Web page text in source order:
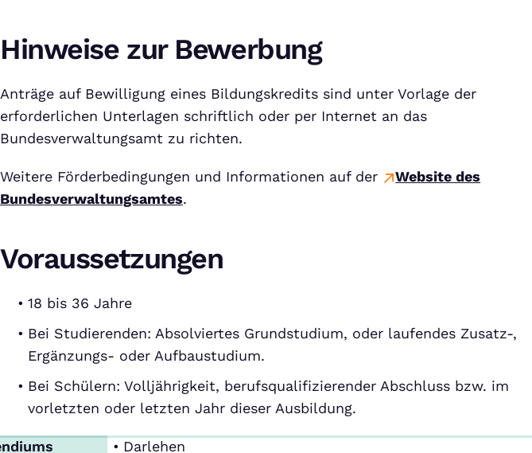
Hinweise zur Bewerbung
Anträge auf Bewilligung eines Bildungskredits sind unter Vorlage der
erforderlichen Unterlagen schriftlich oder per Internet an das
Bundesverwaltungsamt zu richten.
Weitere Förderbedingungen und Informationen auf der
Website des
Bundesverwaltungsamtes.
Voraussetzungen
18 bis 36 Jahre
Bei Studierenden: Absolviertes Grundstudium, oder laufendes Zusatz-,
Ergänzungs- oder Aufbaustudium.
Bei Schülern: Volljährigkeit, berufsqualifizierender Abschluss bzw. im
vorletzten oder letzten Jahr dieser Ausbildung.
Darlehen